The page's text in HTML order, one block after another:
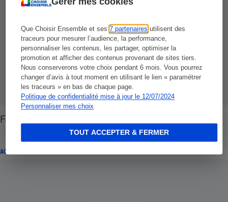
Que Choisir Ensemble et ses7 partenaires utilisent des
traceurs pour mesurer l’audience, la performance,
personnaliser les contenus, les partager, optimiser la
promotion et afficher des contenus provenant de sites tiers.
Nous conserverons votre choix pendant 6 mois. Vous pourrez
changer d’avis à tout moment en utilisant le lien « paramétrer
les traceurs » en bas de chaque page.
Politique de confidentialité mise à jour le 12/07/2024
Personnaliser mes choix
TOUT ACCEPTER & FERMER
Football - Des clubs à la limite du hors-jeu
ACTUALITÉ